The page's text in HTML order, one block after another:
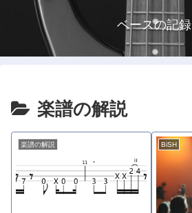
ベースの記録
楽譜の解説
楽譜の解説 BiSH